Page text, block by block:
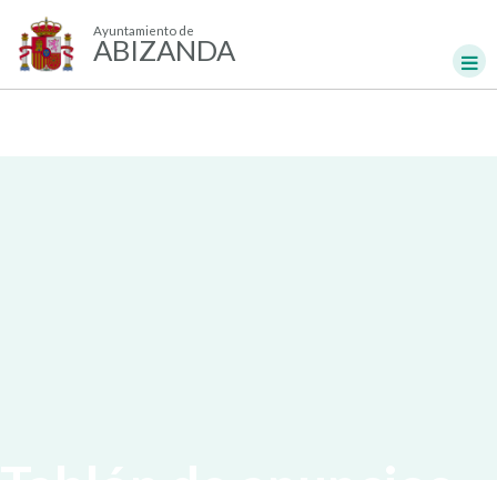
Ayuntamiento de
ABIZANDA